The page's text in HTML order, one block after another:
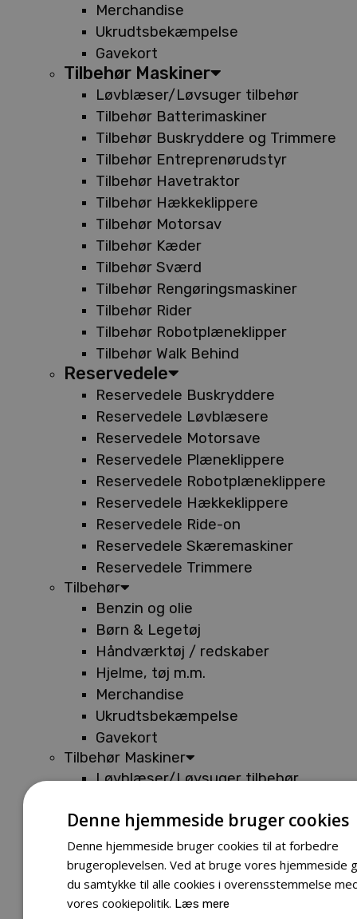
Merchandise
Ukrudtsbekæmpelse
Gavekort
Tilbehør Maskiner
Løvblæser/Løvsuger tilbehør
Tilbehør Batterimaskiner
Tilbehør Buskryddere og Trimmere
Tilbehør Entreprenørudstyr
Tilbehør Havetraktor
Tilbehør Hækkeklippere
Tilbehør Motorsav
Tilbehør Kæder
Tilbehør Sværd
Tilbehør Rengøringsmaskiner
Tilbehør Rider
Tilbehør Robotplæneklipper
Tilbehør Walk Behind
Reservedele
Reservedele Buskryddere
Reservedele Løvblæsere
Reservedele Motorsave
Reservedele Plæneklippere
Reservedele Robotplæneklippere
Reservedele Hækkeklippere
Reservedele Ride-on
Reservedele Skæremaskiner
Reservedele Trimmere
Tilbehør
Benzin og olie
Børn & Legetøj
Håndværktøj / redskaber
Hjelme, tøj m.m.
Merchandise
Ukrudtsbekæmpelse
Gavekort
Tilbehør Maskiner
Løvblæser/Løvsuger tilbehør
Tilbehør Buskryddere og Trimmere
Tilbehør Entreprenørudstyr
Tilbehør Havetraktor
Tilbehør Hækkeklippere
Tilbehør Motorsav
Denne hjemmeside bruger cookies
Denne hjemmeside bruger cookies til at forbedre
brugeroplevelsen. Ved at bruge vores hjemmeside
du samtykke til alle cookies i overensstemmelse
vores cookiepolitik. Læs mere